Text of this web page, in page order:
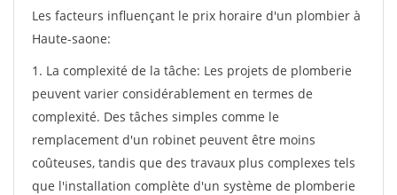
Les facteurs influençant le prix horaire d'un plombier à
Haute-saone:
1. La complexité de la tâche: Les projets de plomberie
peuvent varier considérablement en termes de
complexité. Des tâches simples comme le
remplacement d'un robinet peuvent être moins
coûteuses, tandis que des travaux plus complexes tels
que l'installation complète d'un système de plomberie